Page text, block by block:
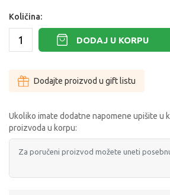
Količina:
DODAJ U KORPU
Dodajte proizvod u gift listu
Ukoliko imate dodatne napomene upišite u
proizvoda u korpu: